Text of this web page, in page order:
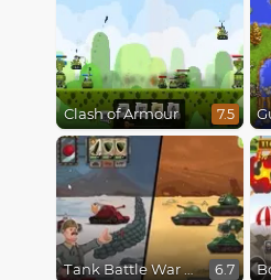
Clash of Armour 7.5
Tank Battle War Commander 6.7